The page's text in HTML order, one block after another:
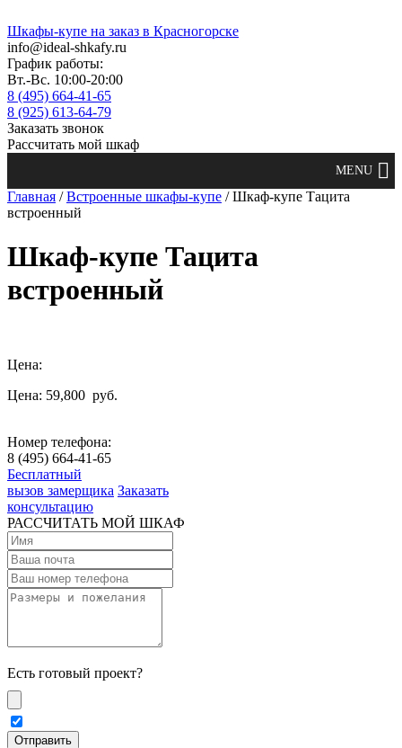
Шкафы-купе на заказ в Красногорске
info@ideal-shkafy.ru
График работы:
Вт.-Вс. 10:00-20:00
8 (495) 664-41-65
8 (925) 613-64-79
Заказать звонок
Рассчитать мой шкаф
Главная /Встроенные шкафы-купе / Шкаф-купе Тацита
встроенный
Шкаф-купе Тацита
встроенный
Цена:
Цена: 59,800 руб.
Номер телефона:
8 (495) 664-41-65
Бесплатный
вызов замерщика Заказать
консультацию
РАССЧИТАТЬ МОЙ ШКАФ
Есть готовый проект?